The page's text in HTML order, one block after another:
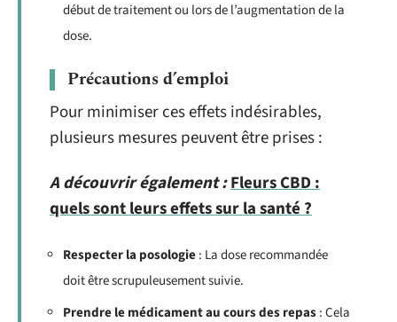
début de traitement ou lors de l’augmentation de la
dose.
Précautions d’emploi
Pour minimiser ces effets indésirables,
plusieurs mesures peuvent être prises :
A découvrir également :Fleurs CBD :
quels sont leurs effets sur la santé ?
Respecter la posologie: La dose recommandée
doit être scrupuleusement suivie.
Prendre le médicament au cours des repas: Cela